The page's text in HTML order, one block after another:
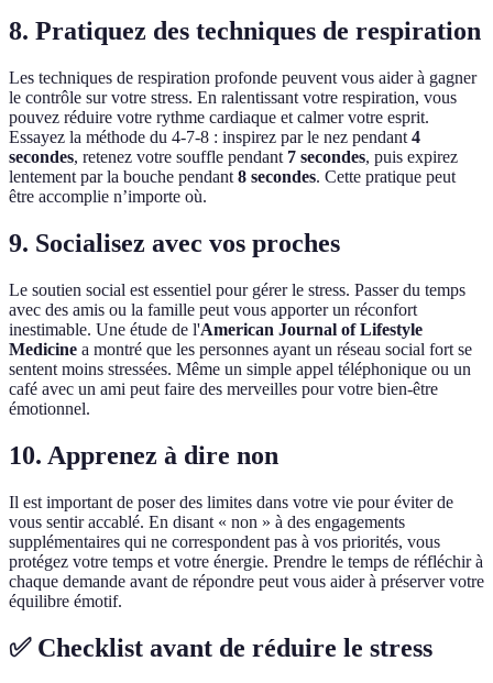
8. Pratiquez des techniques de respiration
Les techniques de respiration profonde peuvent vous aider à gagner
le contrôle sur votre stress. En ralentissant votre respiration, vous
pouvez réduire votre rythme cardiaque et calmer votre esprit.
Essayez la méthode du 4-7-8 : inspirez par le nez pendant 4
secondes, retenez votre souffle pendant 7 secondes, puis expirez
lentement par la bouche pendant 8 secondes. Cette pratique peut
être accomplie n’importe où.
9. Socialisez avec vos proches
Le soutien social est essentiel pour gérer le stress. Passer du temps
avec des amis ou la famille peut vous apporter un réconfort
inestimable. Une étude de l'American Journal of Lifestyle
Medicine a montré que les personnes ayant un réseau social fort se
sentent moins stressées. Même un simple appel téléphonique ou un
café avec un ami peut faire des merveilles pour votre bien-être
émotionnel.
10. Apprenez à dire non
Il est important de poser des limites dans votre vie pour éviter de
vous sentir accablé. En disant « non » à des engagements
supplémentaires qui ne correspondent pas à vos priorités, vous
protégez votre temps et votre énergie. Prendre le temps de réfléchir à
chaque demande avant de répondre peut vous aider à préserver votre
équilibre émotif.
✅ Checklist avant de réduire le stress